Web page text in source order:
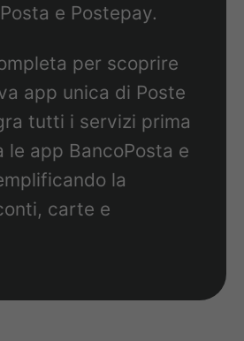
e Postepay.
per scoprire
app unica di Poste
tutti i servizi prima
app BancoPosta e
la
carte e